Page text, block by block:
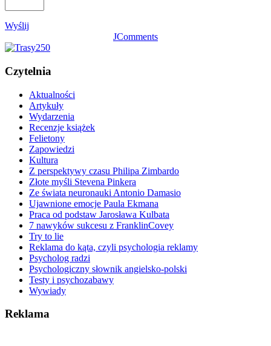
Wyślij
JComments
Czytelnia
Aktualności
Artykuły
Wydarzenia
Recenzje książek
Felietony
Zapowiedzi
Kultura
Z perspektywy czasu Philipa Zimbardo
Złote myśli Stevena Pinkera
Ze świata neuronauki Antonio Damasio
Ujawnione emocje Paula Ekmana
Praca od podstaw Jarosława Kulbata
7 nawyków sukcesu z FranklinCovey
Try to lie
Reklama do kąta, czyli psychologia reklamy
Psycholog radzi
Psychologiczny słownik angielsko-polski
Testy i psychozabawy
Wywiady
Reklama